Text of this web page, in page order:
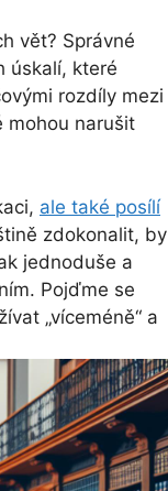
vět? Správné
úskalí, které
rozdíly mezi
mohou narušit
ale také posílí
zdokonalit, by
jednoduše a
Pojďme se
„víceméně“ a